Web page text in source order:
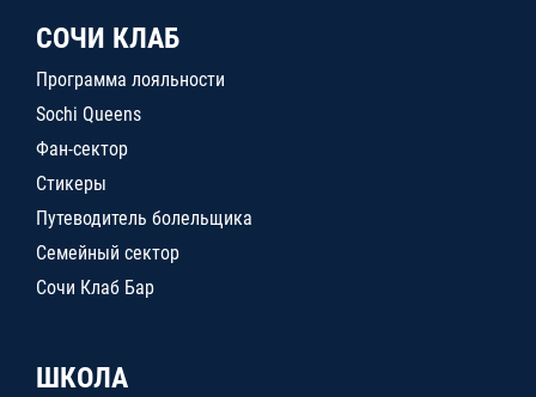
СОЧИ КЛАБ
Программа лояльности
Sochi Queens
Фан-сектор
Стикеры
Путеводитель болельщика
Семейный сектор
Сочи Клаб Бар
ШКОЛА